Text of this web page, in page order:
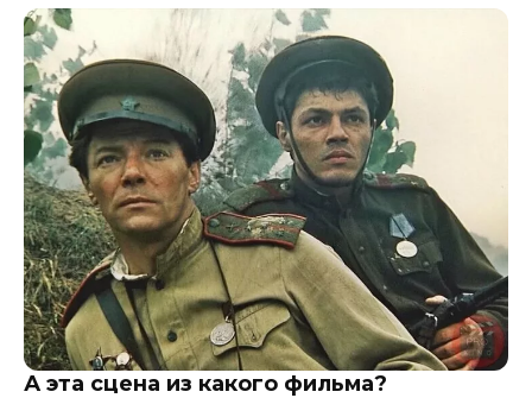
А эта сцена из какого фильма?